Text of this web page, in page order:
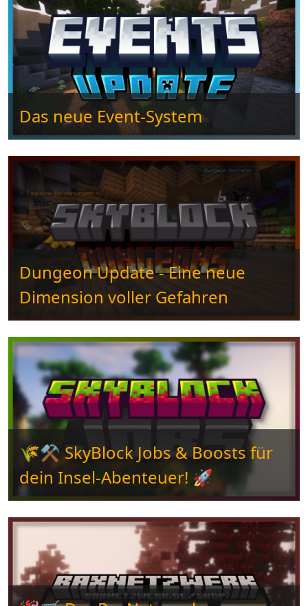
Das neue Event-System
Dungeon Update - Eine neue
Dimension voller Gefahren
🌾⚒️ SkyBlock Jobs & Boosts für
dein Insel-Abenteuer! 🚀